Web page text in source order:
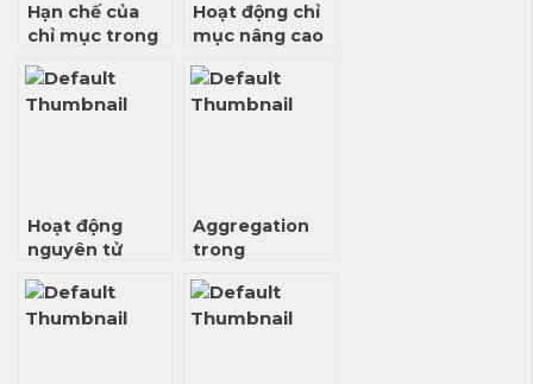
Hạn chế của
chỉ mục trong
Hoạt động chỉ
mục nâng cao
MongoDB
Hoạt động
nguyên tử
Operation)
trong
Aggregation
trong